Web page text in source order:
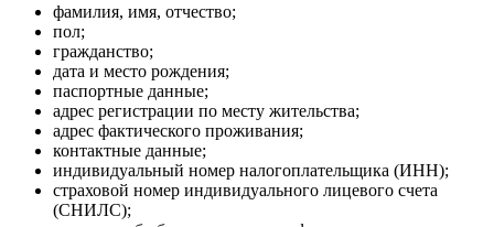
фамилия, имя, отчество;
пол;
гражданство;
дата и место рождения;
паспортные данные;
адрес регистрации по месту жительства;
адрес фактического проживания;
контактные данные;
индивидуальный номер налогоплательщика (ИНН);
страховой номер индивидуального лицевого счета
(СНИЛС);